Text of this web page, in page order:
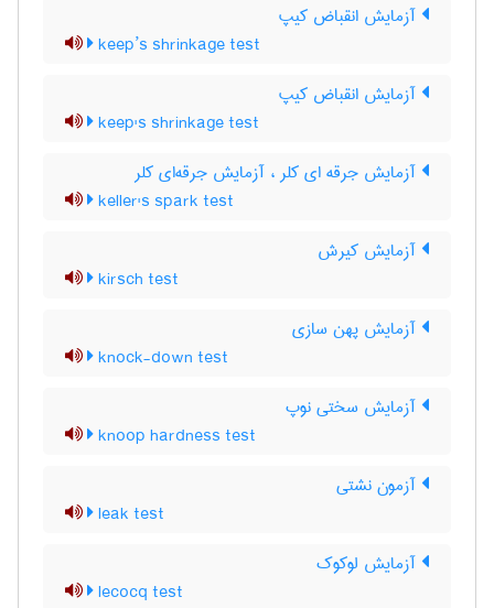
آزمایش انقباض کیپ
keep’s shrinkage test
آزمایش انقباض کیپ
keep's shrinkage test
آزمایش جرقه ای کلر ، آزمایش جرقه‌ای کلر
keller's spark test
آزمایش کیرش
kirsch test
آزمایش پهن سازی
knock-down test
آزمایش سختی نوپ
knoop hardness test
آزمون نشتی
leak test
آزمایش لوکوک
lecocq test